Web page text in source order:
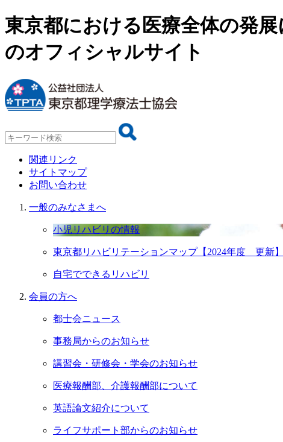
東京都における医療全体の発
のオフィシャルサイト
関連リンク
サイトマップ
お問い合わせ
一般のみなさまへ
小児リハビリの情報
東京都リハビリテーションマップ【2024年度 更新】
自宅でできるリハビリ
会員の⽅へ
都士会ニュース
事務局からのお知らせ
講習会・研修会・学会のお知らせ
医療報酬部、介護報酬部について
英語論文紹介について
ライフサポート部からのお知らせ